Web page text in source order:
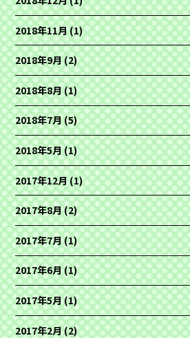
2018年11月(1)
2018年9月(2)
2018年8月(1)
2018年7月(5)
2018年5月(1)
2017年12月(1)
2017年8月(2)
2017年7月(1)
2017年6月(1)
2017年5月(1)
2017年2月(2)